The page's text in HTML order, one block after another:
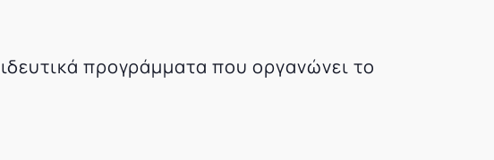
προγράμματα που οργανώνει το